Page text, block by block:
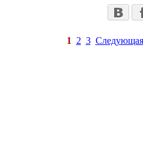
1 2 3 Следующая